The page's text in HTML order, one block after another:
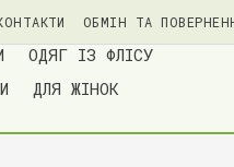
ОБМІН ТА
ОДЯГ ІЗ ФЛІСУ
ДЛЯ ЖІНОК